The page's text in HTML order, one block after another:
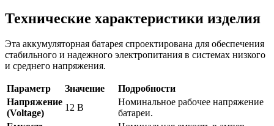
Технические характеристики изделия
Эта аккумуляторная батарея спроектирована для обеспечения
стабильного и надежного электропитания в системах низкого
и среднего напряжения.
Параметр Значение
Подробности
Напряжение
(Voltage)
12 В
Номинальное рабочее напряжение
батареи.